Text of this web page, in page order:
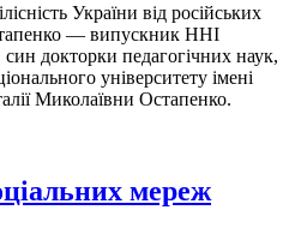
України від російських
— випускник ННІ
син докторки педагогічних наук,
університету імені
Миколаївни Остапенко.
мереж